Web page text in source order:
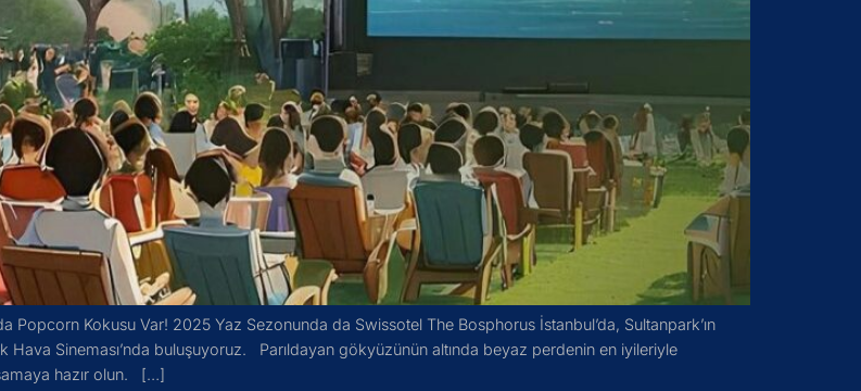
Popcorn Kokusu Var! 2025 Yaz Sezonunda da Swissotel The Bosphorus İstanbul’da, Sultanpark’ın
Sineması’nda buluşuyoruz. Parıldayan gökyüzünün altında beyaz perdenin en iyileriyle
hazır olun. […]